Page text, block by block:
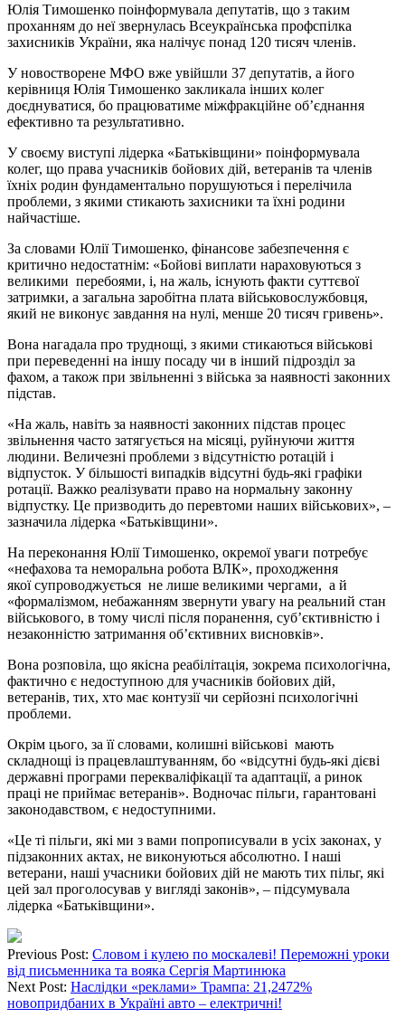
Юлія Тимошенко поінформувала депутатів, що з таким
проханням до неї звернулась Всеукраїнська профспілка
захисників України, яка налічує понад 120 тисяч членів.
У новостворене МФО вже увійшли 37 депутатів, а його
керівниця Юлія Тимошенко закликала інших колег
доєднуватися, бо працюватиме міжфракційне об’єднання
ефективно та результативно.
У своєму виступі лідерка «Батьківщини» поінформувала
колег, що права учасників бойових дій, ветеранів та членів
їхніх родин фундаментально порушуються і перелічила
проблеми, з якими стикають захисники та їхні родини
найчастіше.
За словами Юлії Тимошенко, фінансове забезпечення є
критично недостатнім: «Бойові виплати нараховуються з
великими перебоями, і, на жаль, існують факти суттєвої
затримки, а загальна заробітна плата військовослужбовця,
який не виконує завдання на нулі, менше 20 тисяч гривень».
Вона нагадала про труднощі, з якими стикаються військові
при переведенні на іншу посаду чи в інший підрозділ за
фахом, а також при звільненні з війська за наявності законних
підстав.
«На жаль, навіть за наявності законних підстав процес
звільнення часто затягується на місяці, руйнуючи життя
людини. Величезні проблеми з відсутністю ротацій і
відпусток. У більшості випадків відсутні будь-які графіки
ротації. Важко реалізувати право на нормальну законну
відпустку. Це призводить до перевтоми наших військових», –
зазначила лідерка «Батьківщини».
На переконання Юлії Тимошенко, окремої уваги потребує
«нефахова та неморальна робота ВЛК», проходження
якої супроводжується не лише великими чергами, а й
«формалізмом, небажанням звернути увагу на реальний стан
військового, в тому числі після поранення, суб’єктивністю і
незаконністю затримання об’єктивних висновків».
Вона розповіла, що якісна реабілітація, зокрема психологічна,
фактично є недоступною для учасників бойових дій,
ветеранів, тих, хто має контузії чи серйозні психологічні
проблеми.
Окрім цього, за її словами, колишні військові мають
складнощі із працевлаштуванням, бо «відсутні будь-які дієві
державні програми перекваліфікації та адаптації, а ринок
праці не приймає ветеранів». Водночас пільги, гарантовані
законодавством, є недоступними.
«Це ті пільги, які ми з вами попрописували в усіх законах, у
підзаконних актах, не виконуються абсолютно. І наші
ветерани, наші учасники бойових дій не мають тих пільг, які
цей зал проголосував у вигляді законів», – підсумувала
лідерка «Батьківщини».
Previous Post: Словом і кулею по москалеві! Переможні уроки
від письменника та вояка Сергія Мартинюка
Next Post: Наслідки «реклами» Трампа: 21,2472%
новопридбаних в Україні авто – електричні!